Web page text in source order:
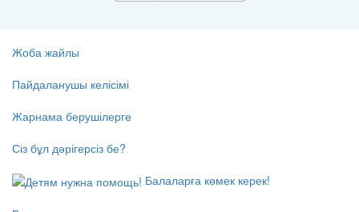
Жоба жайлы
Пайдаланушы келісімі
Жарнама берушілерге
Сіз бұл дәрігерсіз бе?
Балаларға көмек керек!